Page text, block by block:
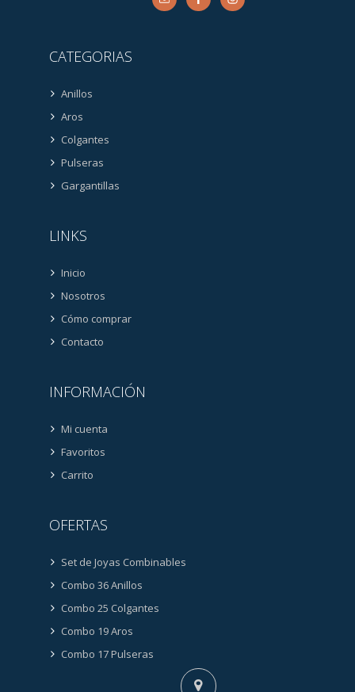
CATEGORIAS
Anillos
Aros
Colgantes
Pulseras
Gargantillas
LINKS
Inicio
Nosotros
Cómo comprar
Contacto
INFORMACIÓN
Mi cuenta
Favoritos
Carrito
OFERTAS
Set de Joyas Combinables
Combo 36 Anillos
Combo 25 Colgantes
Combo 19 Aros
Combo 17 Pulseras